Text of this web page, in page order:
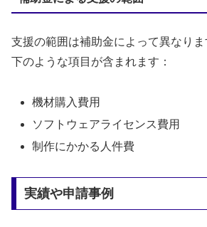
支援の範囲は補助金によって異なり
下のような項目が含まれます：
機材購入費用
ソフトウェアライセンス費用
制作にかかる人件費
実績や申請事例